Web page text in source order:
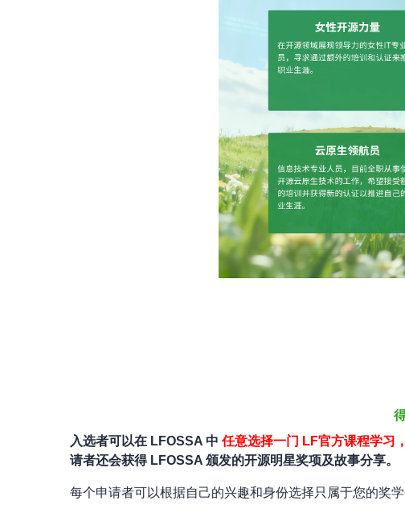
入选者可以在 LFOSSA 中 任意选择一门 LF官方课程学习
请者还会获得 LFOSSA 颁发的开源明星奖项及故事分享。
每个申请者可以根据自己的兴趣和身份选择只属于您的奖学